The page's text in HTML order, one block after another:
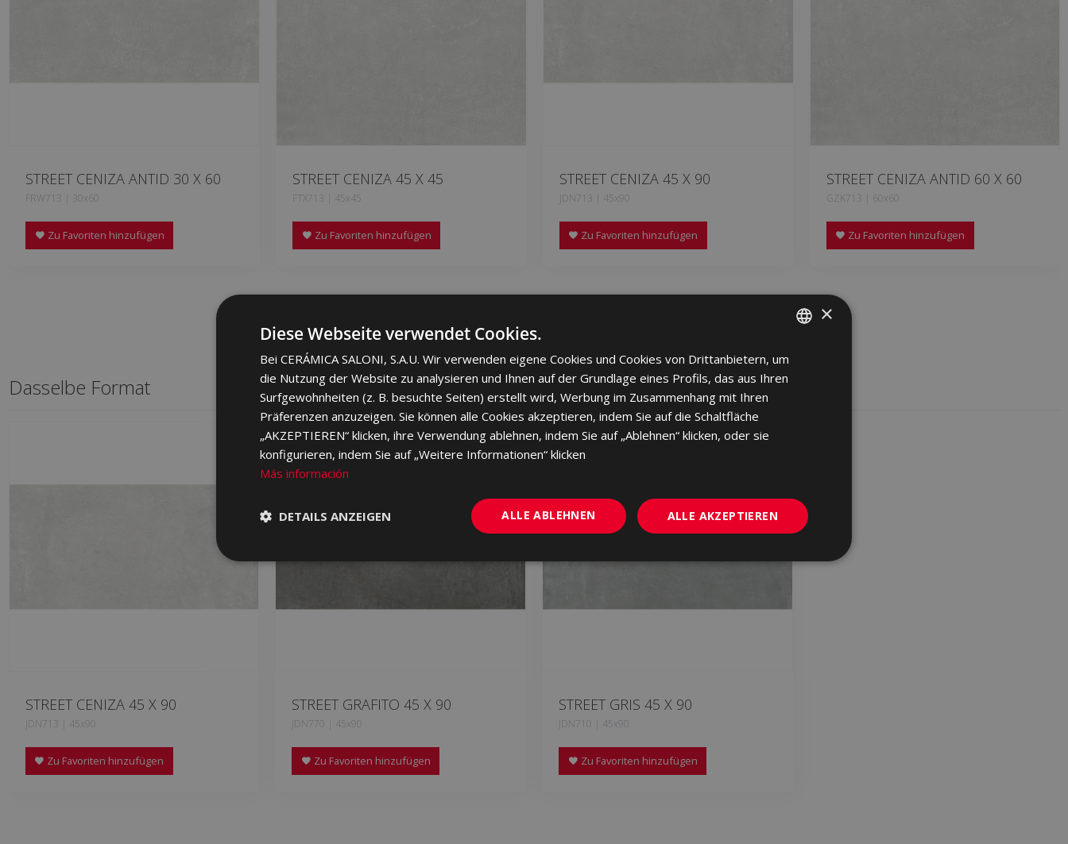
STREET CENIZA ANTID 30 X 60
FRW713 | 30x60
Zu Favoriten hinzufügen
STREET CENIZA 45 X 45
FTX713 | 45x45
Zu Favoriten hinzufügen
STREET CENIZA 45 X 90
JDN713 | 45x90
Zu Favoriten hinzufügen
STREET CENIZA ANTID 60 X 60
GZK713 | 60x60
Zu Favoriten hinzufügen
Dasselbe Format
STREET CENIZA 45 X 90
JDN713 | 45x90
Zu Favoriten hinzufügen
STREET GRAFITO 45 X 90
JDN770 | 45x90
Zu Favoriten hinzufügen
STREET GRIS 45 X 90
JDN710 | 45x90
Zu Favoriten hinzufügen
SPANISH
ENGLISH
GERMAN
×
Diese Webseite verwendet Cookies.
Bei CERÁMICA SALONI, S.A.U. Wir verwenden eigene Cookies und Cookies von Drittanbietern, um
die Nutzung der Website zu analysieren und Ihnen auf der Grundlage eines Profils, das aus Ihren
Surfgewohnheiten (z. B. besuchte Seiten) erstellt wird, Werbung im Zusammenhang mit Ihren
Präferenzen anzuzeigen. Sie können alle Cookies akzeptieren, indem Sie auf die Schaltfläche
„AKZEPTIEREN“ klicken, ihre Verwendung ablehnen, indem Sie auf „Ablehnen“ klicken, oder sie
konfigurieren, indem Sie auf „Weitere Informationen“ klicken
Más información
ALLE AKZEPTIEREN
ALLE ABLEHNEN
DETAILS ANZEIGEN